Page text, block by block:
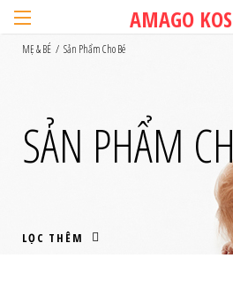
AMAGO
KOSBOX
AMAGO
MẸ & BÉ / Sản Phẩm Cho Bé
SẢN PHẨM
LỌC THÊM